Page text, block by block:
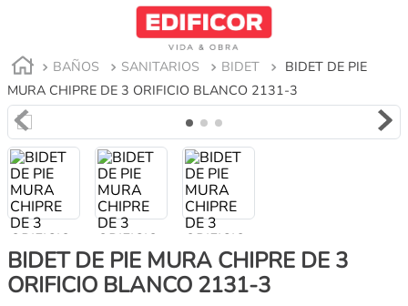
BAÑOS SANITARIOS BIDET
BIDET DE PIE
MURA CHIPRE DE 3 ORIFICIO BLANCO 2131-3
BIDET DE PIE MURA CHIPRE DE 3
ORIFICIO BLANCO 2131-3